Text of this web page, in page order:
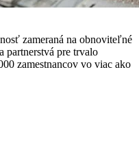
zameraná na obnoviteľné
partnerstvá pre trvalo
zamestnancov vo viac ako